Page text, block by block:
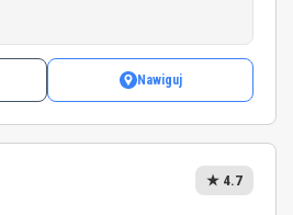
Nawiguj
★ 4.7